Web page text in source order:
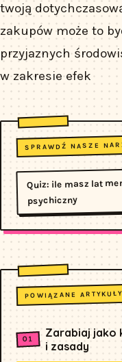
twoją
zakupów może to
przyjaznych
w zakresie efek
SPRAWDŹ NASZE
Quiz: ile masz lat
psychiczny
POWIĄZANE ARTYKUŁY
Zarabiaj jako
i zasady